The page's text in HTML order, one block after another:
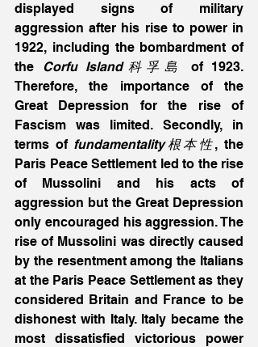
displayed signs of military
aggression after his rise to power in
1922, including the bombardment of
the Corfu Island科孚島
of 1923.
Therefore, the importance of the
Great Depression for the rise of
Fascism was limited. Secondly, in
terms of fundamentality根本性, the
Paris Peace Settlement led to the rise
of Mussolini and his acts of
aggression but the Great Depression
only encouraged his aggression. The
rise of Mussolini was directly caused
by the resentment among the Italians
at the Paris Peace Settlement as they
considered Britain and France to be
dishonest with Italy. Italy became the
most dissatisfied victorious power